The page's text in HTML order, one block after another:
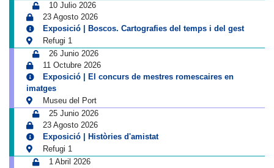
10 Julio 2026
23 Agosto 2026
Exposició | Boscos. Cartografies del temps i del gest
Refugi 1
26 Junio 2026
11 Octubre 2026
Exposició | El concurs de mestres romescaires en
imatges
Museu del Port
25 Junio 2026
23 Agosto 2026
Exposició | Històries d'amistat
Refugi 1
1 Abril 2026